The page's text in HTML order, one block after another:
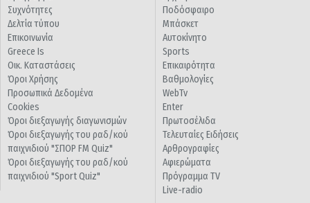
Συχνότητες
Δελτία τύπου
Επικοινωνία
Greece Is
Οικ. Καταστάσεις
Όροι Χρήσης
Προσωπικά Δεδομένα
Cookies
Όροι διεξαγωγής διαγωνισμών
Όροι διεξαγωγής του ραδ/κού
παιχνιδιού "ΣΠΟΡ FM Quiz"
Όροι διεξαγωγής του ραδ/κού
παιχνιδιού "Sport Quiz"
Ποδόσφαιρο
Μπάσκετ
Αυτοκίνητο
Sports
Επικαιρότητα
Βαθμολογίες
WebTv
Enter
Πρωτοσέλιδα
Τελευταίες Ειδήσεις
Αρθρογραφίες
Αφιερώματα
Πρόγραμμα TV
Live-radio